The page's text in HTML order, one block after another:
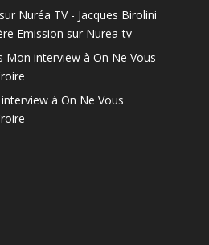
Nuréa TV - Jacques Birolini
Emission sur Nurea-tv
Mon interview à On Ne Vous
à On Ne Vous